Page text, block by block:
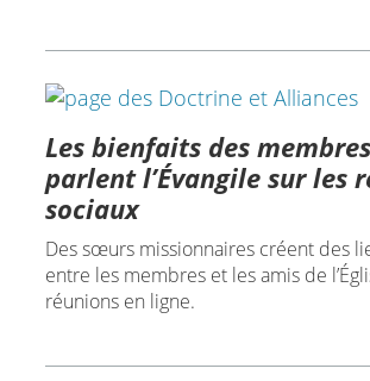
Les bienfaits des
parlent l’Évangile sur les
sociaux
Des sœurs missionnaires créent des
entre les membres et les amis de
réunions en ligne.